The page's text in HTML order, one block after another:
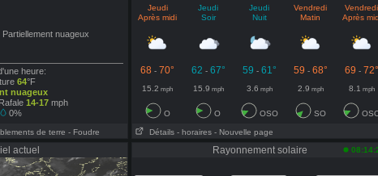
Partiellement nuageux
heure:
64°F
nuageux
14-17 mph
0%
de terre - Foudre
Jeudi
Après midi
Jeudi
Soir
Jeudi
Nuit
Vendredi
Matin
Vendredi
Après
68 - 70° 62 - 67° 59 - 61° 59 - 68° 69 - 72°
15.2 mph 15.9 mph 3.6 mph 2.9 mph 8.1 mph
O O OSO SO
Détails - horaires - Nouvelle page
actuel Rayonnement solaire